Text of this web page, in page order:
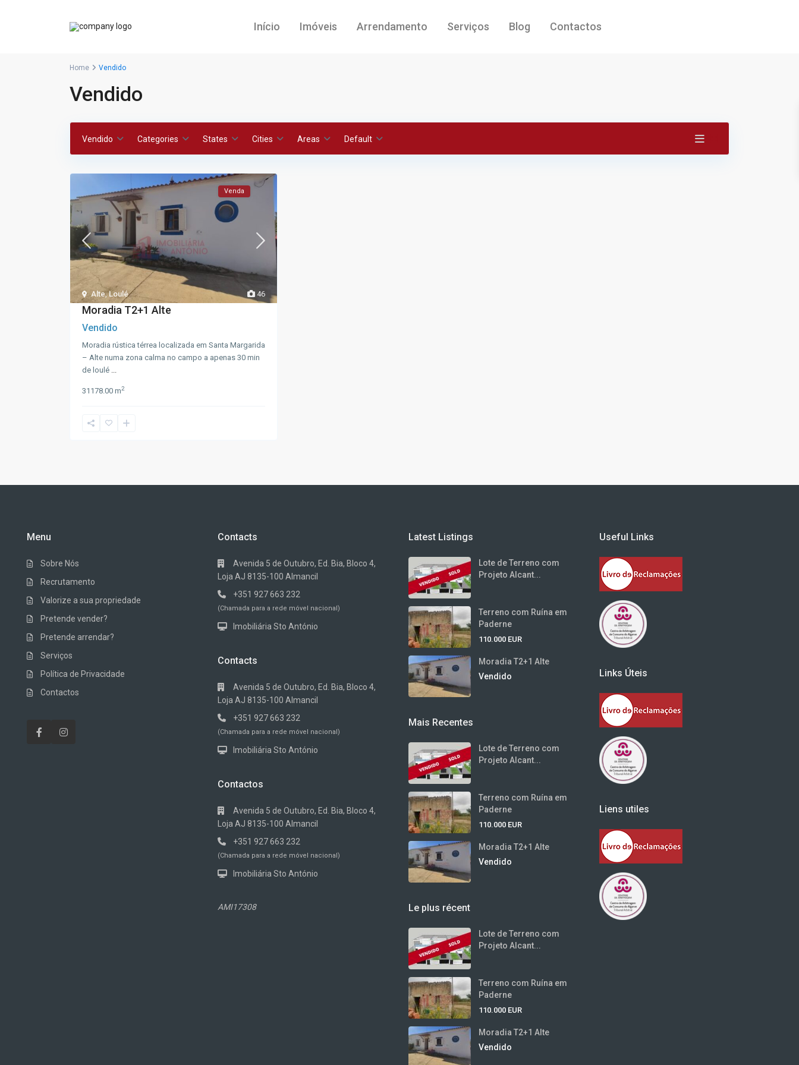
Início Imóveis Arrendamento Serviços Blog Contactos
Home Vendido
Vendido
Vendido Categories States Cities Areas Default
46
Alte,Loulé
Venda
Moradia T2+1 Alte
Vendido
Moradia rústica térrea localizada em Santa Margarida
– Alte numa zona calma no campo a apenas 30 min
de loulé
31 178.00 m2
Menu
Sobre Nós
Recrutamento
Valorize a sua propriedade
Pretende vender?
Pretende arrendar?
Serviços
Política de Privacidade
Contactos
Contacts
Avenida 5 de Outubro, Ed. Bia, Bloco 4,
Loja AJ 8135-100 Almancil
+351 927 663 232
(Chamada para a rede móvel nacional)
Imobiliária Sto António
Contacts
Avenida 5 de Outubro, Ed. Bia, Bloco 4,
Loja AJ 8135-100 Almancil
+351 927 663 232
(Chamada para a rede móvel nacional)
Imobiliária Sto António
Contactos
Avenida 5 de Outubro, Ed. Bia, Bloco 4,
Loja AJ 8135-100 Almancil
+351 927 663 232
(Chamada para a rede móvel nacional)
Imobiliária Sto António
AMI17308
Latest Listings
Lote de Terreno com
Projeto Alcant...
Terreno com Ruína em
Paderne
110.000 EUR
Moradia T2+1 Alte
Vendido
Mais Recentes
Lote de Terreno com
Projeto Alcant...
Terreno com Ruína em
Paderne
110.000 EUR
Moradia T2+1 Alte
Vendido
Le plus récent
Lote de Terreno com
Projeto Alcant...
Terreno com Ruína em
Paderne
110.000 EUR
Moradia T2+1 Alte
Vendido
Useful Links
Links Úteis
Liens utiles